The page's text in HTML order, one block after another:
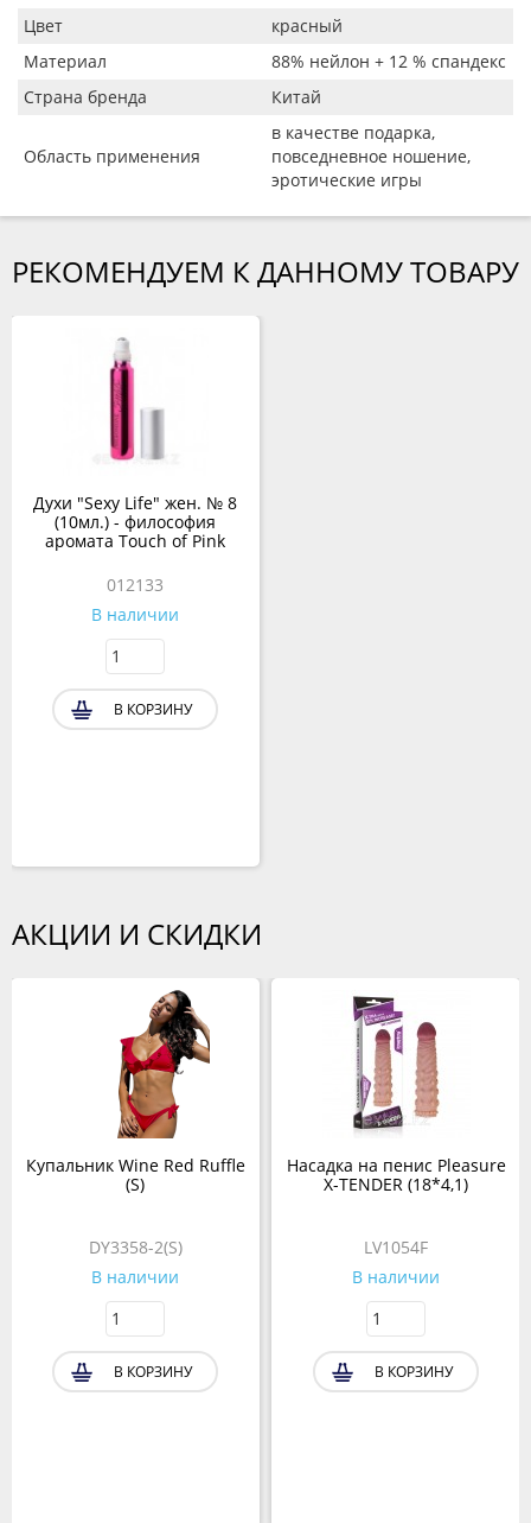
Цвет
красный
Материал
88% нейлон + 12 % спандекс
Страна бренда
Китай
Область применения
в качестве подарка,
повседневное ношение,
эротические игры
РЕКОМЕНДУЕМ К ДАННОМУ ТОВАРУ
Духи "Sexy Life" жен. № 8
(10мл.) - философия
аромата Touch of Pink
012133
В наличии
В КОРЗИНУ
АКЦИИ И СКИДКИ
Купальник Wine Red Ruffle
(S)
DY3358-2(S)
В наличии
В КОРЗИНУ
Насадка на пенис Pleasure
X-TENDER (18*4,1)
LV1054F
В наличии
В КОРЗИНУ